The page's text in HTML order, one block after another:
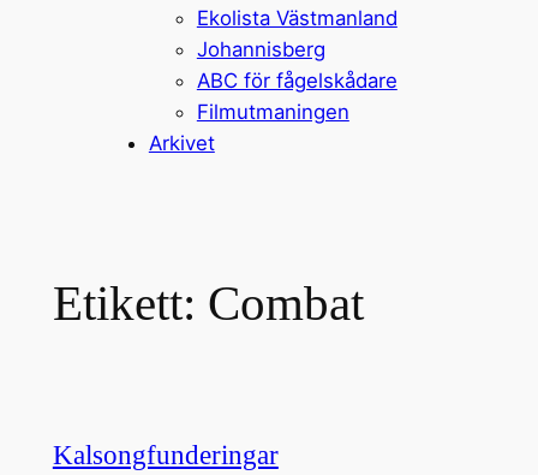
Ekolista Västmanland
Johannisberg
ABC för fågelskådare
Filmutmaningen
Arkivet
Etikett: Combat
Kalsongfunderingar